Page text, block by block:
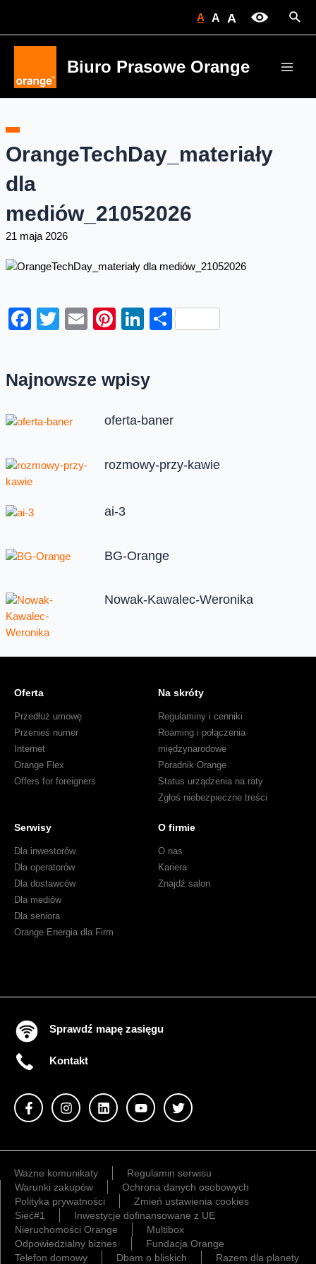
A A A
Biuro Prasowe Orange
OrangeTechDay_materiały
dla
mediów_21052026
21 maja 2026
Facebook
Twitter
EmailPinterest
LinkedIn
Share
Najnowsze wpisy
oferta-baner
rozmowy-przy-kawie
ai-3
BG-Orange
Nowak-Kawalec-Weronika
Oferta
Przedłuż umowę
Przenieś numer
Internet
Orange Flex
Offers for foreigners
Na skróty
Regulaminy i cenniki
Roaming i połączenia
międzynarodowe
Poradnik Orange
Status urządzenia na raty
Zgłoś niebezpieczne treści
Serwisy
Dla inwestorów
Dla operatorów
Dla dostawców
Dla mediów
Dla seniora
Orange Energia dla Firm
O firmie
O nas
Kariera
Znajdź salon
Sprawdź mapę zasięgu
Kontakt
Ważne komunikaty
Regulamin serwisu
Warunki zakupów
Ochrona danych osobowych
Polityka prywatności
Zmień ustawienia cookies
Sieć#1
Inwestycje dofinansowane z UE
Nieruchomości Orange
Multibox
Odpowiedzialny biznes
Fundacja Orange
Telefon domowy
Dbam o bliskich Razem dla planety